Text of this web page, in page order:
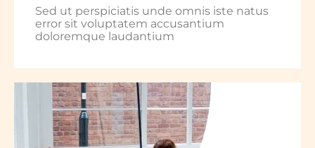
Sed ut perspiciatis unde omnis iste natus
error sit voluptatem accusantium
doloremque laudantium